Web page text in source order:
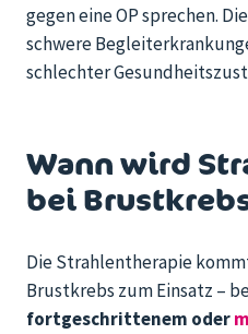
gegen eine OP sprechen.
schwere
schlechter
Wann wird
bei
Die Strahlentherapie
Brustkrebs zum Einsatz –
fortgeschrittenem oder